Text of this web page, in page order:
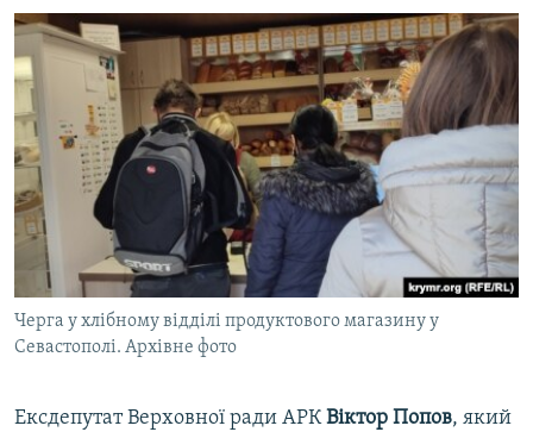
Черга у хлібному відділі продуктового магазину у
Севастополі. Архівне фото
Ексдепутат Верховної ради АРКВіктор Попов, який